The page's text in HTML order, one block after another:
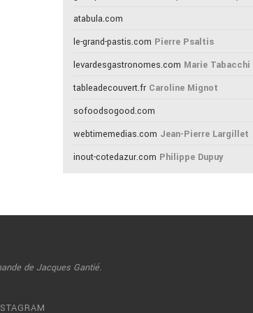
atabula.com
le-grand-pastis.com Pierre Psaltis
levardesgastronomes.com Marie Tabacchi
tableadecouvert.fr Caroline Mignot
sofoodsogood.com
webtimemedias.com Jean-Pierre Largillet
inout-cotedazur.com Philippe Dupuy
de Jacques Gantié.